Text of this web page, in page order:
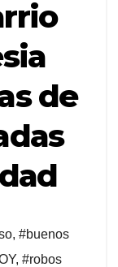
de
, #buenos
, #robos